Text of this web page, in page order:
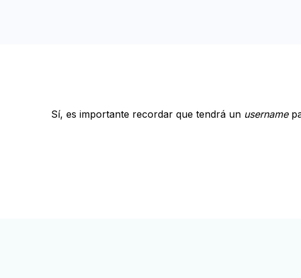
Sí, es importante recordar que tendrá un username